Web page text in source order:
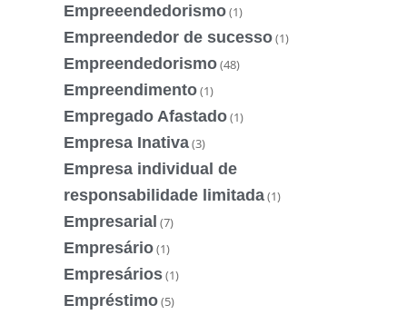
Empreeendedorismo(1)
Empreendedor de sucesso(1)
Empreendedorismo(48)
Empreendimento(1)
Empregado Afastado(1)
Empresa Inativa(3)
Empresa individual de
responsabilidade limitada(1)
Empresarial (7)
Empresário(1)
Empresários(1)
Empréstimo(5)